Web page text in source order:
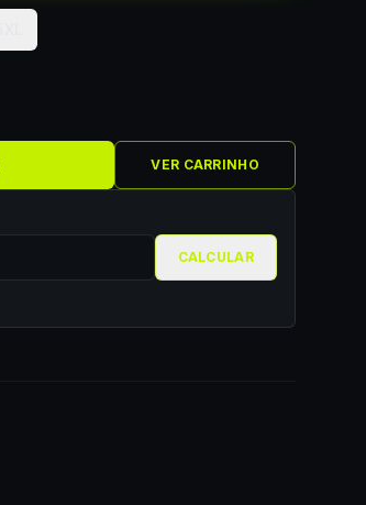
VER CARRINHO
CALCULAR